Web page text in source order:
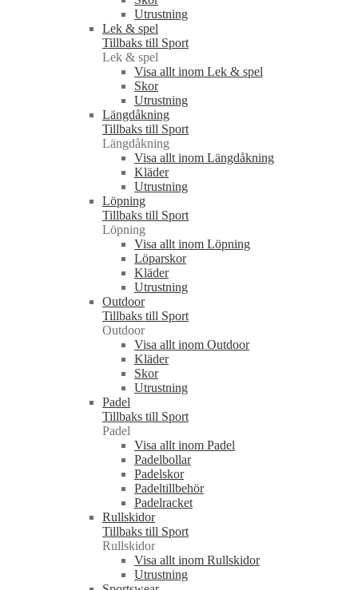
Utrustning
Lek & spel
Tillbaks till Sport
Lek & spel
Visa allt inom Lek & spel
Skor
Utrustning
Längdåkning
Tillbaks till Sport
Längdåkning
Visa allt inom Längdåkning
Kläder
Utrustning
Löpning
Tillbaks till Sport
Löpning
Visa allt inom Löpning
Löparskor
Kläder
Utrustning
Outdoor
Tillbaks till Sport
Outdoor
Visa allt inom Outdoor
Kläder
Skor
Utrustning
Padel
Tillbaks till Sport
Padel
Visa allt inom Padel
Padelbollar
Padelskor
Padeltillbehör
Padelracket
Rullskidor
Tillbaks till Sport
Rullskidor
Visa allt inom Rullskidor
Utrustning